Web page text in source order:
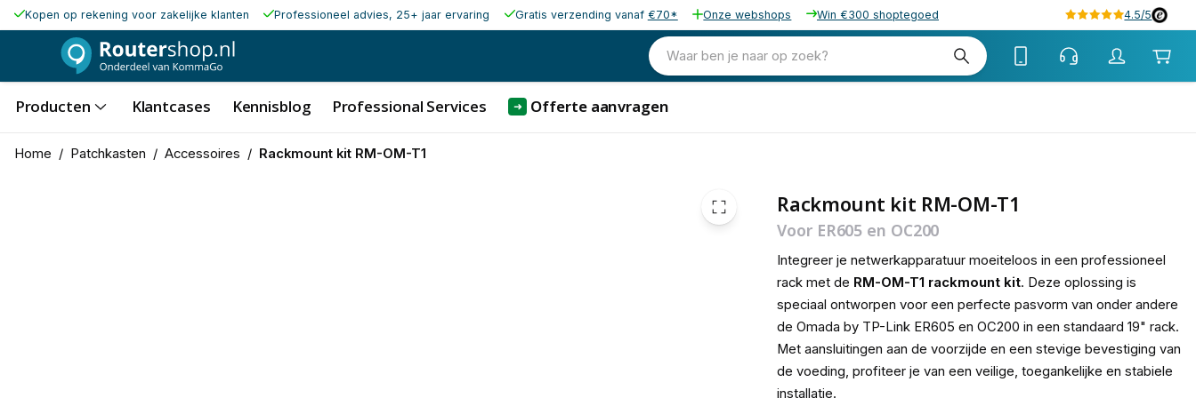
Kopen op rekening voor zakelijke klanten Professioneel advies, 25+ jaar ervaring Gratis verzending vanaf €70* Onze webshops Win €300 shoptegoed 4.5/5
Waar ben je naar op zoek?
Producten Klantcases Kennisblog Professional Services ➜ Offerte aanvragen
Home / Patchkasten / Accessoires / Rackmount kit RM-OM-T1
Rackmount kit RM-OM-T1
Voor ER605 en OC200
Integreer je netwerkapparatuur moeiteloos in een professioneel
rack met de RM-OM-T1 rackmount kit. Deze oplossing is
speciaal ontworpen voor een perfecte pasvorm van onder andere
de Omada by TP-Link ER605 en OC200 in een standaard 19" rack.
Met aansluitingen aan de voorzijde en een stevige bevestiging van
de voeding, profiteer je van een veilige, toegankelijke en stabiele
installatie.
125,00 excl. btw
151,25 incl. btw